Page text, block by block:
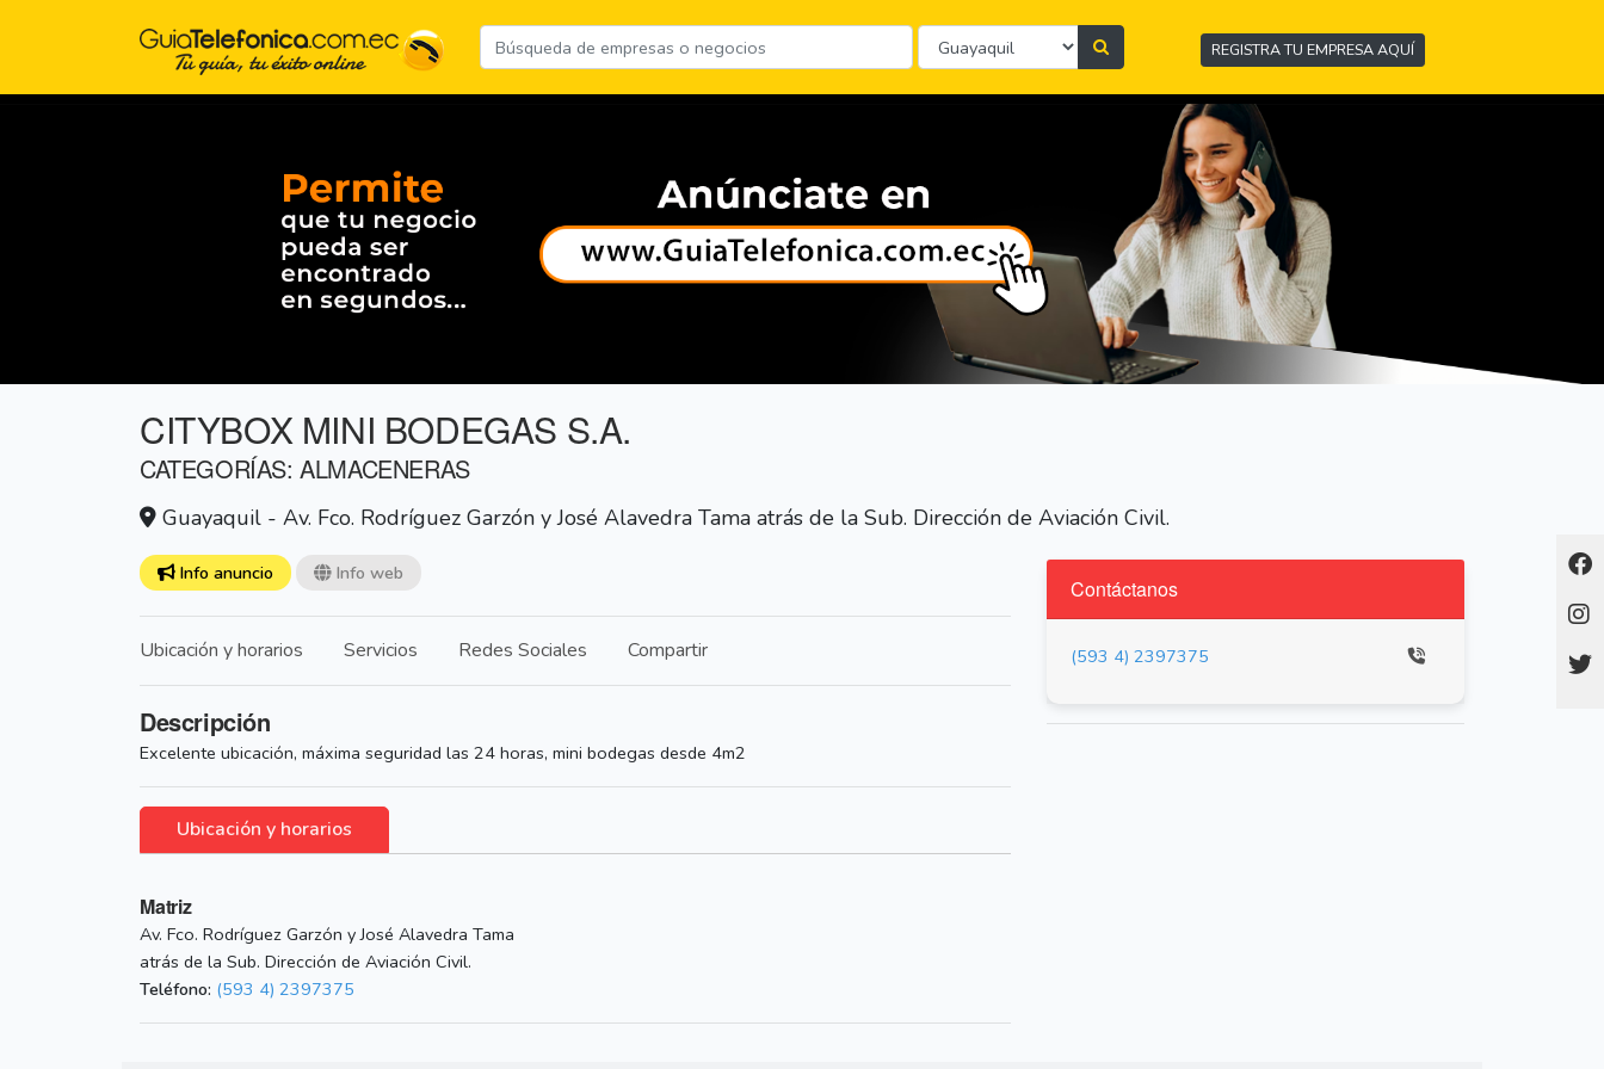
REGISTRA TU EMPRESA AQUÍ
CITYBOX MINI BODEGAS S.A.
CATEGORÍAS: ALMACENERAS
Guayaquil - Av. Fco. Rodríguez Garzón y José Alavedra Tama atrás de la Sub. Dirección de Aviación Civil.
Info anuncio Info web
Ubicación y horarios Servicios Redes Sociales Compartir
Descripción
Excelente ubicación, máxima seguridad las 24 horas, mini bodegas desde 4m2
Ubicación y horarios
Matriz
Av. Fco. Rodríguez Garzón y José Alavedra Tama
atrás de la Sub. Dirección de Aviación Civil.
Teléfono: (593 4) 2397375
Contáctanos
(593 4) 2397375